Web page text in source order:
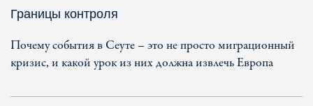
Границы контроля
Почему события в Сеуте – это не просто миграционный
кризис, и какой урок из них должна извлечь Европа